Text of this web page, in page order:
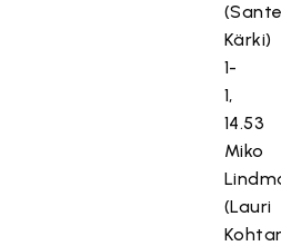
Kärki)
1-
1,
14.53
Miko
(Lauri